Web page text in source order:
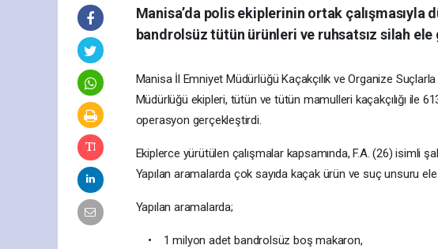
Manisa’da polis ekiplerinin ortak çalışmasıyla
bandrolsüz tütün ürünleri ve ruhsatsız silah
Manisa İl Emniyet Müdürlüğü Kaçakçılık ve Organize
Müdürlüğü ekipleri, tütün ve tütün mamulleri kaçakçılığı ile
operasyon gerçekleştirdi.
Ekiplerce yürütülen çalışmalar kapsamında, F.A. (26) isimli
Yapılan aramalarda çok sayıda kaçak ürün ve suç unsuru
Yapılan aramalarda;
• 1 milyon adet bandrolsüz boş makaron,